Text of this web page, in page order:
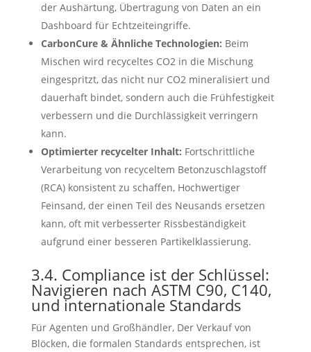
der Aushärtung, Übertragung von Daten an ein
Dashboard für Echtzeiteingriffe.
CarbonCure & Ähnliche Technologien: Beim
Mischen wird recyceltes CO2 in die Mischung
eingespritzt, das nicht nur CO2 mineralisiert und
dauerhaft bindet, sondern auch die Frühfestigkeit
verbessern und die Durchlässigkeit verringern
kann.
Optimierter recycelter Inhalt: Fortschrittliche
Verarbeitung von recyceltem Betonzuschlagstoff
(RCA) konsistent zu schaffen, Hochwertiger
Feinsand, der einen Teil des Neusands ersetzen
kann, oft mit verbesserter Rissbeständigkeit
aufgrund einer besseren Partikelklassierung.
3.4. Compliance ist der Schlüssel:
Navigieren nach ASTM C90, C140,
und internationale Standards
Für Agenten und Großhändler, Der Verkauf von
Blöcken, die formalen Standards entsprechen, ist